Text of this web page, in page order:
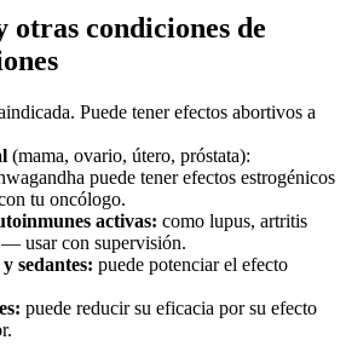
otras condiciones de
Puede tener efectos abortivos a
(mama, ovario, útero, próstata):
puede tener efectos estrogénicos
tu oncólogo.
activas: como lupus, artritis
usar con supervisión.
sedantes: puede potenciar el efecto
puede reducir su eficacia por su efecto